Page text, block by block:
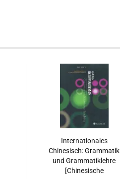
Internationales
Chinesisch: Grammatik
und Grammatiklehre
[Chinesische